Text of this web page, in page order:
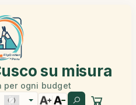
su misura
per ogni budget